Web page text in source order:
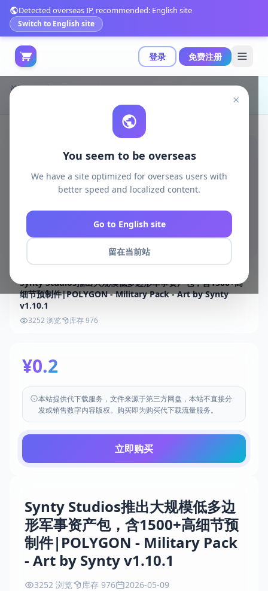
登录 免费注册
Detected overseas IP, recommended: English site
Switch to English site
×
You seem to be overseas
We have a site optimized for overseas users with
better speed and localized content.
Go to English site
留在当前站
首页 游戏开发 unity资源
Unity 3D-Models
Synty Studios推出大规模低多边
形军事资产包，含1500+高细节预
制件|POLYGON - Military Pack
- Art by Synty v1.10.1
3252 浏览 库存 976 2026-05-09
Synty Studios推出大规模低多边形军事资产包，含1500+高
细节预制件|POLYGON - Military Pack - Art by Synty
v1.10.1
3252 浏览 库存 976
¥0.2
本站提供代下载服务，文件来源于第三方网盘，本站不直接分
发或销售数字内容版权。购买即为购买代下载流量服务。
立即购买